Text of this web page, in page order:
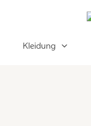
Kleidung